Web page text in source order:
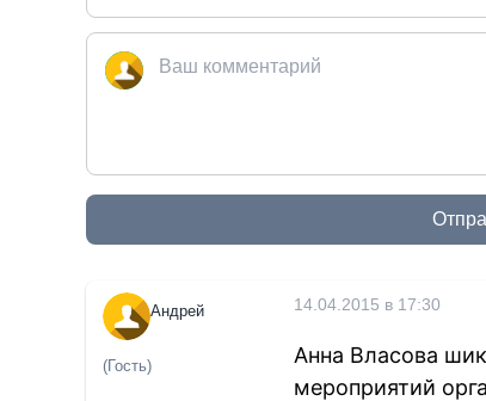
Андрей
(Гость)
14.04.2015 в 17:30
Анна Власова
мероприятий